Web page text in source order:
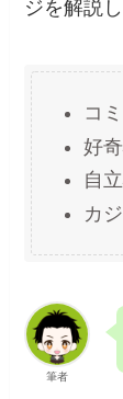
ジを解説し
コ
好
自
カ
筆者